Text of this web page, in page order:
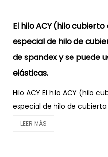
El hilo ACY (hilo
especial de hilo de
de spandex y se puede
elásticas.
Hilo ACY El hilo ACY (hilo cubierto de aire) es un tipo
especial de hilo de cubierta
LEER MÁS